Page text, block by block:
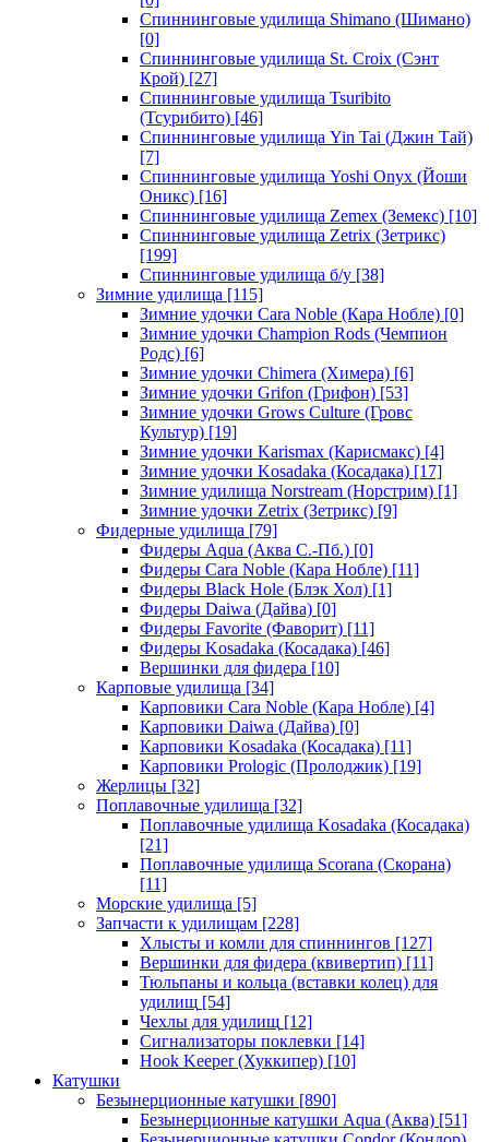
Спиннинговые удилища Shimano (Шимано)
[0]
Спиннинговые удилища St. Croix (Сэнт
Крой) [27]
Спиннинговые удилища Tsuribito
(Тсурибито) [46]
Спиннинговые удилища Yin Tai (Джин Тай)
[7]
Спиннинговые удилища Yoshi Onyx (Йоши
Оникс) [16]
Спиннинговые удилища Zemex (Земекс) [10]
Спиннинговые удилища Zetrix (Зетрикс)
[199]
Спиннинговые удилища б/у [38]
Зимние удилища [115]
Зимние удочки Cara Noble (Кара Нобле) [0]
Зимние удочки Champion Rods (Чемпион
Родс) [6]
Зимние удочки Chimera (Химера) [6]
Зимние удочки Grifon (Грифон) [53]
Зимние удочки Grows Culture (Гровс
Культур) [19]
Зимние удочки Karismax (Карисмакс) [4]
Зимние удочки Kosadaka (Косадака) [17]
Зимние удилища Norstream (Норстрим) [1]
Зимние удочки Zetrix (Зетрикс) [9]
Фидерные удилища [79]
Фидеры Aqua (Аква С.-Пб.) [0]
Фидеры Cara Noble (Кара Нобле) [11]
Фидеры Black Hole (Блэк Хол) [1]
Фидеры Daiwa (Дайва) [0]
Фидеры Favorite (Фаворит) [11]
Фидеры Kosadaka (Косадака) [46]
Вершинки для фидера [10]
Карповые удилища [34]
Карповики Cara Noble (Кара Нобле) [4]
Карповики Daiwa (Дайва) [0]
Карповики Kosadaka (Косадака) [11]
Карповики Prologic (Пролоджик) [19]
Жерлицы [32]
Поплавочные удилища [32]
Поплавочные удилища Kosadaka (Косадака)
[21]
Поплавочные удилища Scorana (Скорана)
[11]
Морские удилища [5]
Запчасти к удилищам [228]
Хлысты и комли для спиннингов [127]
Вершинки для фидера (квивертип) [11]
Тюльпаны и кольца (вставки колец) для
удилищ [54]
Чехлы для удилищ [12]
Сигнализаторы поклевки [14]
Hook Keeper (Хуккипер) [10]
Катушки
Безынерционные катушки [890]
Безынерционные катушки Aqua (Аква) [51]